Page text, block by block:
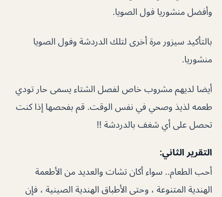
وأفضل منشوريا فول الصويا.
بالتأكيد سيزور مرة أخرى لتلك الدردشة وفول الصويا
منشوريا.
أيضا لديهم مشروب خاص لفصل الشتاء يسمى حار تودي
طعمه لذيذ وصحي في نفس الوقت. قم بفحصها إذا كنت
تحصل على أي شغف بالدردشة !!
التقرير الثاني:
أحب الطعام.. سواء أكان تشات والعديد من الأطعمة
الهندية المتنوعة ، وحتى الأطباق الهندية الصينية ، فإن